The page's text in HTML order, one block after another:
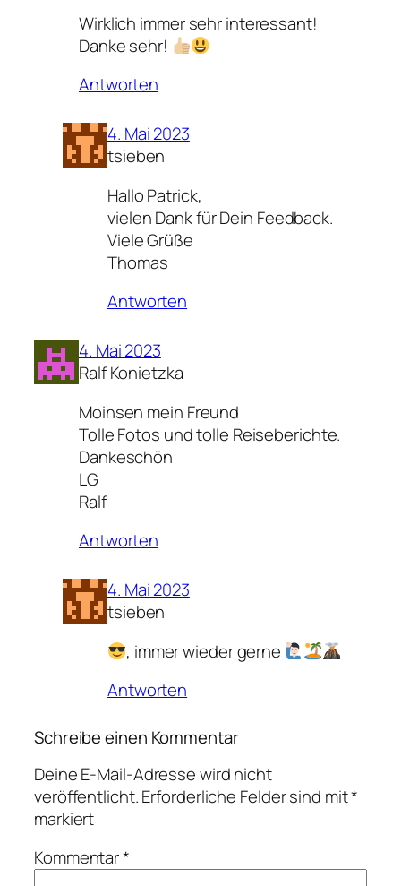
Wirklich immer sehr interessant!
Danke sehr!
Antworten
4. Mai 2023
tsieben
Hallo Patrick,
vielen Dank für Dein Feedback.
Viele Grüße
Thomas
Antworten
4. Mai 2023
Ralf Konietzka
Moinsen mein Freund
Tolle Fotos und tolle Reiseberichte.
Dankeschön
LG
Ralf
Antworten
4. Mai 2023
tsieben
, immer wieder gerne
Antworten
Schreibe einen Kommentar
Deine E-Mail-Adresse wird nicht
veröffentlicht.Erforderliche Felder sind mit*
markiert
Kommentar*